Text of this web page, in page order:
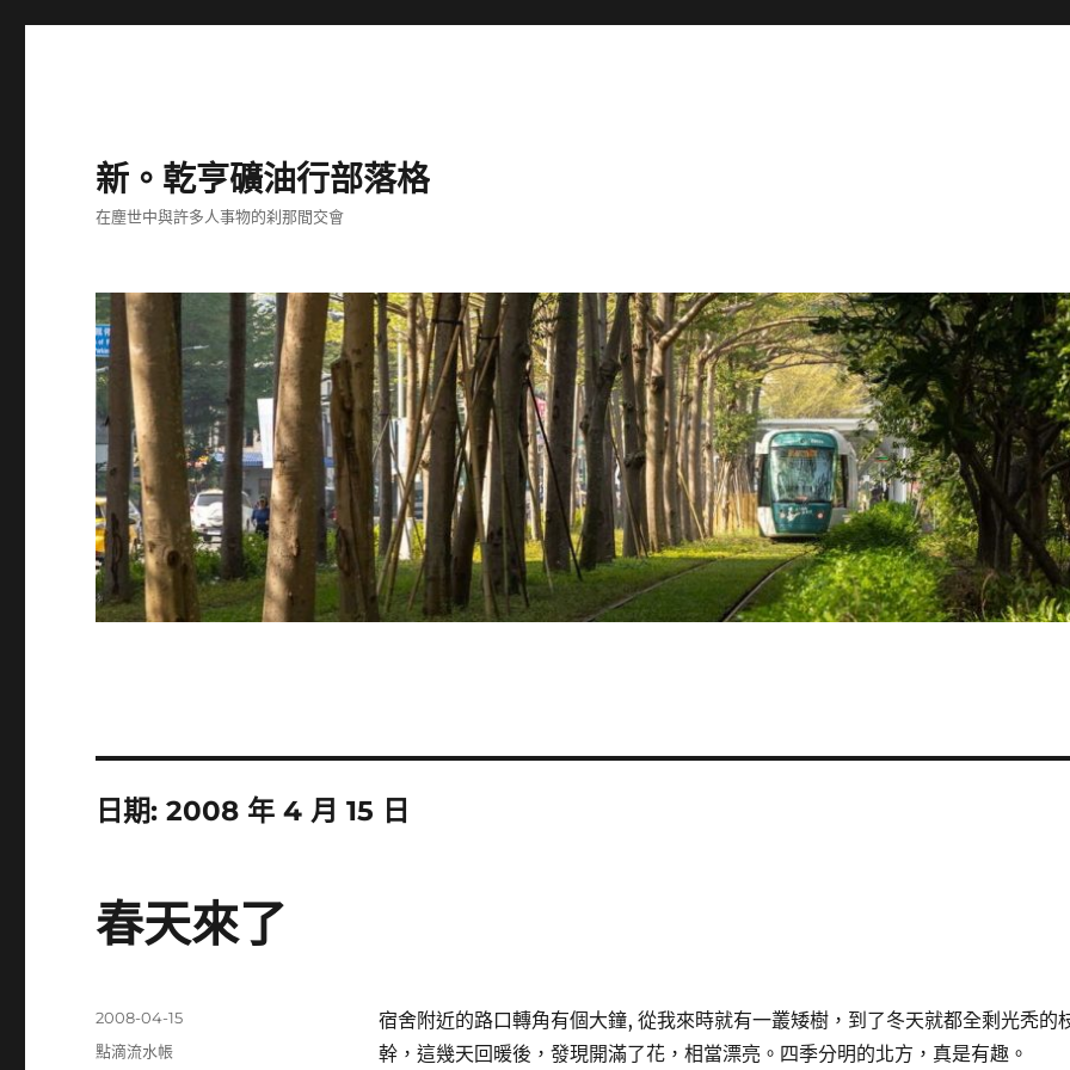
新。乾亨礦油行部落格
在塵世中與許多人事物的刹那間交會
日期:2008 年 4 月 15 日
春天來了
宿舍附近的路口轉角有個大鐘, 從我來時就有一叢矮樹，到了冬天就都全剩光秃的
幹，這幾天回暖後，發現開滿了花，相當漂亮。四季分明的北方，真是有趣。
發
佈
2008-04-15
分
點滴流水帳